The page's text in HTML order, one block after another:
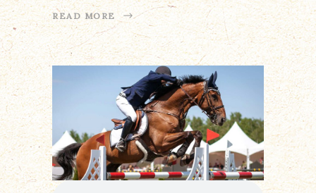
READ MORE